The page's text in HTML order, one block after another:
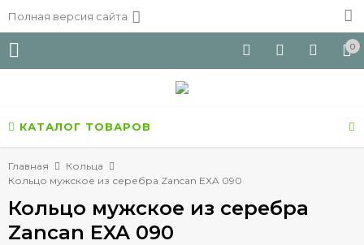
Полная версия сайта
0
КАТАЛОГ ТОВАРОВ
Главная
Кольца
Кольцо мужское из серебра Zancan EXA 090
Кольцо мужское из серебра
Zancan EXA 090